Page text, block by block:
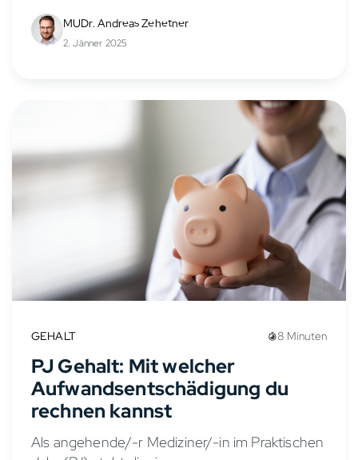
vielseitigen Fachbereich. Das Gehalt eines
Frauenarztes/-ärztin hängt von verschiedenen
MUDr. Andreas Zehetner
2. Jänner 2025
GEHALT 8 Minuten
PJ Gehalt: Mit welcher
Aufwandsentschädigung du
rechnen kannst
Als angehende/-r Mediziner/-in im Praktischen